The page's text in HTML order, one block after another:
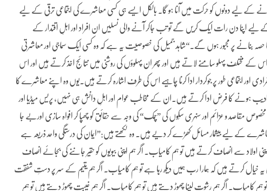
بجانے کے لیے دونوں کو حرکت میں آنا ہو گا۔ بالکل ایسے ہی کسی معاشرے کی اجتماعی ترقی کے لیے
لیے اپنا دن رات ایک کریں گے تو تب جاکر آنے والی نسلیں ان افراد اور اہلِ اقتدار کے
حصہ بنانے پر مجبور ہوں گے۔“شاہد جمیل کی خصوصیت یہ ہے کہ وہ کسی ایک سماجی اور معاشرتی
اس کے مختلف پہلو سامنے لاتے ہیں اور پھر ان پہلوؤں کی روشنی میں نتائج اخذ کرتے ہیں اور اس
اور اجتماعی طور پر جوکردار ادا کرنا چاہیے اس کی طرف اشارہ کرتے ہیں۔یوں وہ اپنے معاشرے کا
ادیب ہونے کا فرض ادا کرتے ہیں۔ان کے مخاطب عوام اور اہلِ دانش ہی نہیں، پریس میڈیا اور
مخصوص مقاصد و عزائم اور سنہری سکّوں کی ”چمک“ کی وجہ سے حقائق کو چھپا کر افواہ سازی اوربے جا
پر معاشرے کے لیے بیشمار مسائل کھڑے کر دیے ہیں۔ وہ لکھتے ہیں:”ایمان کی درستگی واحد ذریعہ ہے
سے انصاف کرتے ہیں تو ہم کامیاب۔ اگر ہم اپنی بیویوں کو حقیر جاننے کی بجائے انصاف
خیال کرتے ہیں کہ ہمارا رب ہمیں دیکھ رہا ہے تو ہم کامیاب۔ اگر ہم یتیم کے سر پر دستِ شفقت
تو ہم کامیاب۔ اگر ہم رشوت لینا چھوڑ دیتے ہیں تو ہم کامیاب۔ اگر ہم غیبت چھوڑ دیتے ہیں تو ہم